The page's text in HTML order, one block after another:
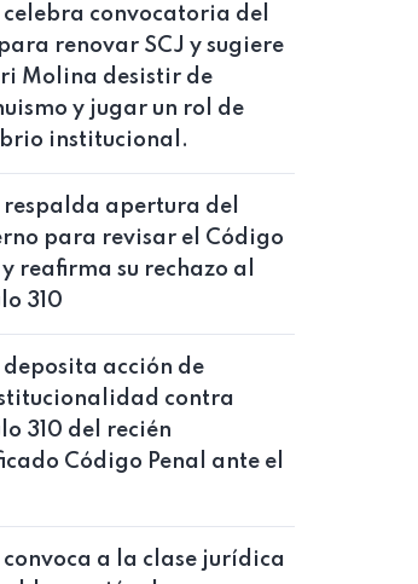
celebra convocatoria del
renovar SCJ y sugiere
Molina desistir de
y jugar un rol de
institucional.
respalda apertura del
para revisar el Código
y reafirma su rechazo al
310
deposita acción de
contra
310 del recién
Código Penal ante el
convoca a la clase jurídica